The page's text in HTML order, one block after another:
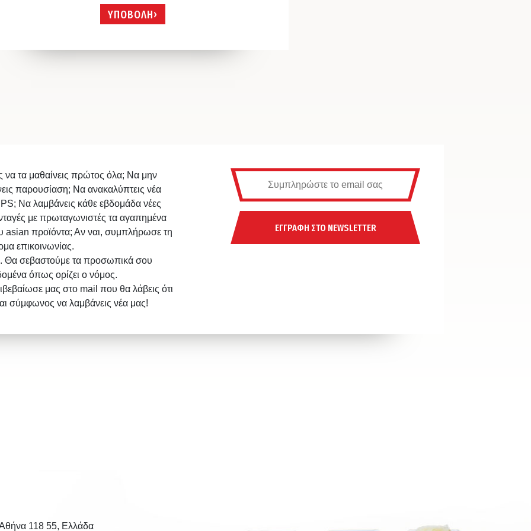
ΥΠΟΒΟΛΗ
να τα μαθαίνεις πρώτος όλα; Να μην
παρουσίαση; Να ανακαλύπτεις νέα
Να λαμβάνεις κάθε εβδομάδα νέες
με πρωταγωνιστές τα αγαπημένα
asian προϊόντα; Αν ναι, συμπλήρωσε τη
επικοινωνίας.
Θα σεβαστούμε τα προσωπικά σου
όπως ορίζει ο νόμος.
μας στο mail που θα λάβεις ότι
σύμφωνος να λαμβάνεις νέα μας!
ΕΓΓΡΑΦΗ ΣΤΟ NEWSLETTER
118 55, Ελλάδα